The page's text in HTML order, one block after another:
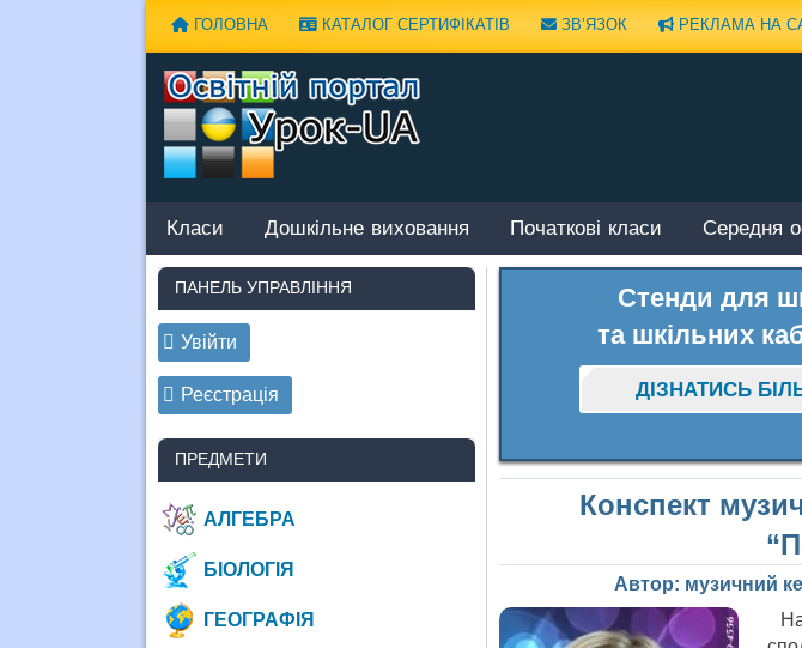
ГОЛОВНА КАТАЛОГ СЕРТИФІКАТІВ ЗВ’ЯЗОК РЕКЛАМА НА
Класи Дошкільне виховання Початкові класи Середня
Стенди для
та шкільних
ДІЗНАТИСЬ
Конспект
Автор: музичний
ПАНЕЛЬ УПРАВЛІННЯ
Увійти
Реєстрація
ПРЕДМЕТИ
АЛГЕБРА
БІОЛОГІЯ
ГЕОГРАФІЯ